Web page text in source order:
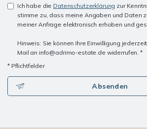
Ich habe die Datenschutzerklärung zur
stimme zu, dass meine Angaben und Daten
meiner Anfrage elektronisch erhoben und
Hinweis: Sie können Ihre Einwilligung
Mail an info@adrimo-estate.de widerrufen. *
* Pflichtfelder
Absenden